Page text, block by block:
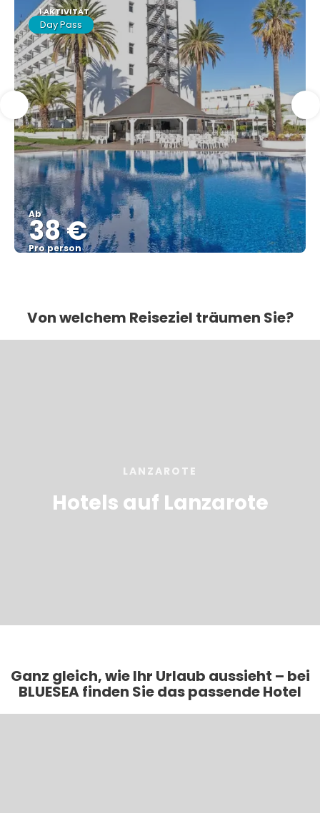
1 AKTIVITÄT
Day Pass
Ab
38 €
Pro person
Von welchem Reiseziel träumen Sie?
LANZAROTE
Hotels auf Lanzarote
Ganz gleich, wie Ihr Urlaub aussieht – bei
BLUESEA finden Sie das passende Hotel